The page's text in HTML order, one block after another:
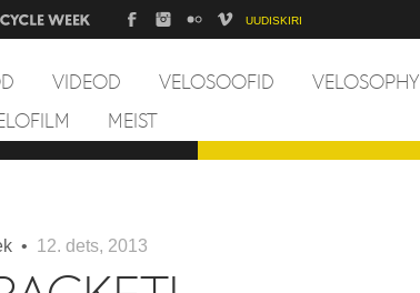
UUDISKIRI
VIDEOD VELOSOOFID
VELOSOPHY
MEIST
• 12. dets, 2013